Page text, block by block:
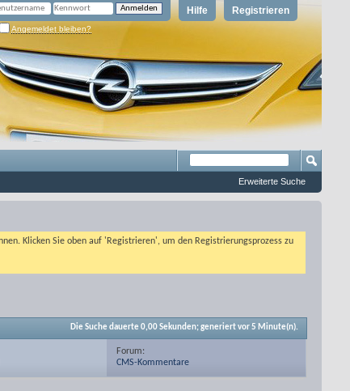
Registrieren
Hilfe
Angemeldet bleiben?
Erweiterte Suche
Klicken Sie oben auf 'Registrieren', um den Registrierungsprozess zu
Die Suche dauerte 0,00Sekunden; generiert vor 5 Minute(n).
Forum:
CMS-Kommentare